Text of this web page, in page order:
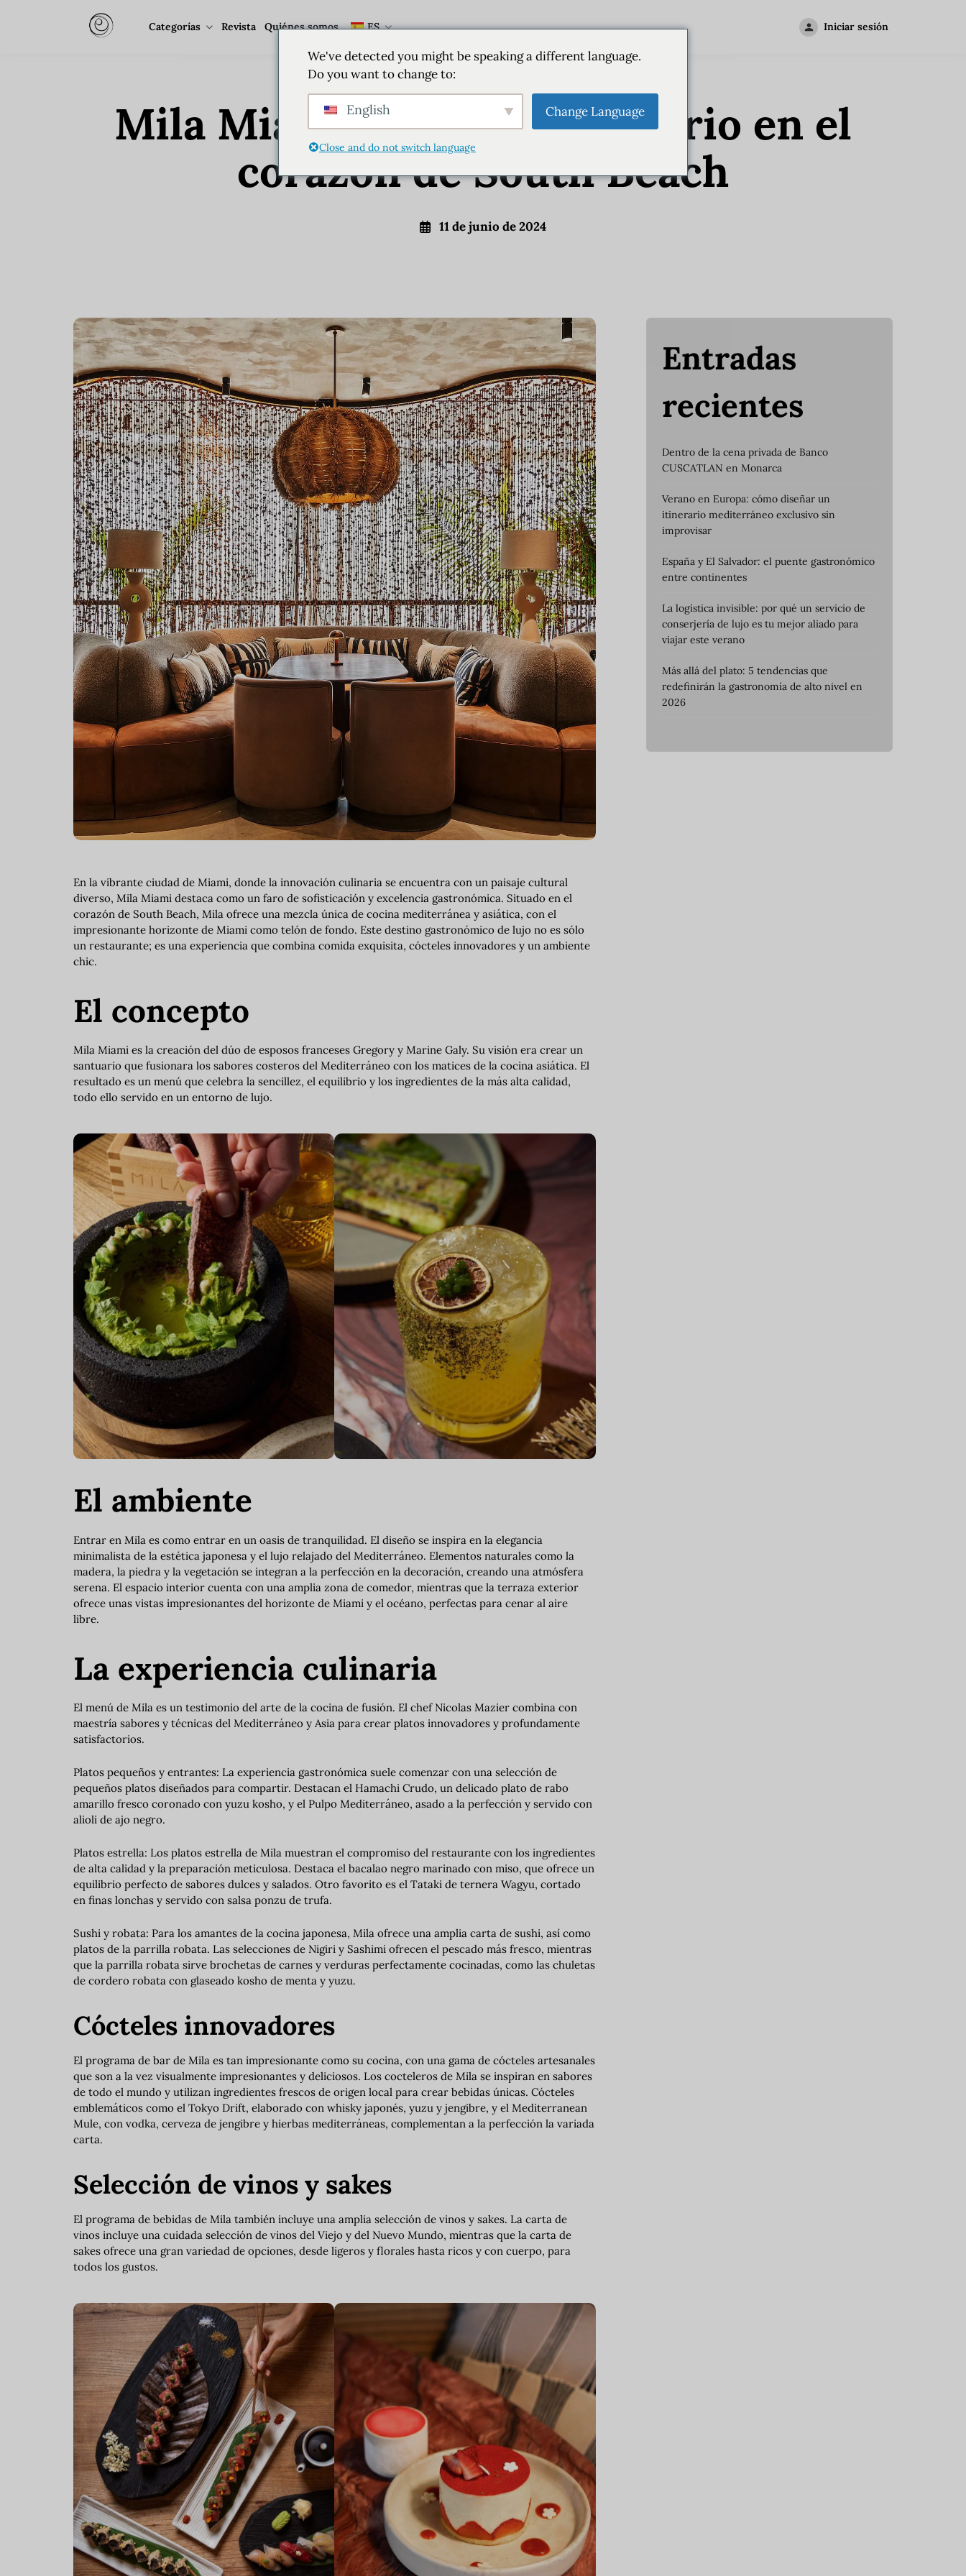
Categorías Revista Quiénes somos ES Iniciar sesión
Miami Bebidas Alimentación Estilo de vida
Mila Miami: Un oasis culinario en el
corazón de South Beach
11 de junio de 2024
En la vibrante ciudad de Miami, donde la innovación culinaria se encuentra con un paisaje cultural
diverso, Mila Miami destaca como un faro de sofisticación y excelencia gastronómica. Situado en el
corazón de South Beach, Mila ofrece una mezcla única de cocina mediterránea y asiática, con el
impresionante horizonte de Miami como telón de fondo. Este destino gastronómico de lujo no es sólo
un restaurante; es una experiencia que combina comida exquisita, cócteles innovadores y un ambiente
chic.
El concepto
Mila Miami es la creación del dúo de esposos franceses Gregory y Marine Galy. Su visión era crear un
santuario que fusionara los sabores costeros del Mediterráneo con los matices de la cocina asiática. El
resultado es un menú que celebra la sencillez, el equilibrio y los ingredientes de la más alta calidad,
todo ello servido en un entorno de lujo.
El ambiente
Entrar en Mila es como entrar en un oasis de tranquilidad. El diseño se inspira en la elegancia
minimalista de la estética japonesa y el lujo relajado del Mediterráneo. Elementos naturales como la
madera, la piedra y la vegetación se integran a la perfección en la decoración, creando una atmósfera
serena. El espacio interior cuenta con una amplia zona de comedor, mientras que la terraza exterior
ofrece unas vistas impresionantes del horizonte de Miami y el océano, perfectas para cenar al aire
libre.
La experiencia culinaria
El menú de Mila es un testimonio del arte de la cocina de fusión. El chef Nicolas Mazier combina con
maestría sabores y técnicas del Mediterráneo y Asia para crear platos innovadores y profundamente
satisfactorios.
Platos pequeños y entrantes: La experiencia gastronómica suele comenzar con una selección de
pequeños platos diseñados para compartir. Destacan el Hamachi Crudo, un delicado plato de rabo
amarillo fresco coronado con yuzu kosho, y el Pulpo Mediterráneo, asado a la perfección y servido con
alioli de ajo negro.
Platos estrella: Los platos estrella de Mila muestran el compromiso del restaurante con los ingredientes
de alta calidad y la preparación meticulosa. Destaca el bacalao negro marinado con miso, que ofrece un
equilibrio perfecto de sabores dulces y salados. Otro favorito es el Tataki de ternera Wagyu, cortado
en finas lonchas y servido con salsa ponzu de trufa.
Sushi y robata: Para los amantes de la cocina japonesa, Mila ofrece una amplia carta de sushi, así como
platos de la parrilla robata. Las selecciones de Nigiri y Sashimi ofrecen el pescado más fresco, mientras
que la parrilla robata sirve brochetas de carnes y verduras perfectamente cocinadas, como las chuletas
de cordero robata con glaseado kosho de menta y yuzu.
Cócteles innovadores
El programa de bar de Mila es tan impresionante como su cocina, con una gama de cócteles artesanales
que son a la vez visualmente impresionantes y deliciosos. Los cocteleros de Mila se inspiran en sabores
de todo el mundo y utilizan ingredientes frescos de origen local para crear bebidas únicas. Cócteles
emblemáticos como el Tokyo Drift, elaborado con whisky japonés, yuzu y jengibre, y el Mediterranean
Mule, con vodka, cerveza de jengibre y hierbas mediterráneas, complementan a la perfección la variada
carta.
Selección de vinos y sakes
El programa de bebidas de Mila también incluye una amplia selección de vinos y sakes. La carta de
vinos incluye una cuidada selección de vinos del Viejo y del Nuevo Mundo, mientras que la carta de
sakes ofrece una gran variedad de opciones, desde ligeros y florales hasta ricos y con cuerpo, para
todos los gustos.
Entradas
recientes
Dentro de la cena privada de Banco
CUSCATLAN en Monarca
Verano en Europa: cómo diseñar un
itinerario mediterráneo exclusivo sin
improvisar
España y El Salvador: el puente gastronómico
entre continentes
La logística invisible: por qué un servicio de
conserjería de lujo es tu mejor aliado para
viajar este verano
Más allá del plato: 5 tendencias que
redefinirán la gastronomía de alto nivel en
2026
We've detected you might be speaking a different language.
Do you want to change to:
English Change Language
Close and do not switch language